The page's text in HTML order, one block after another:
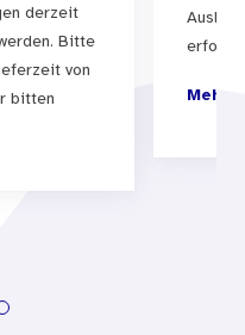
derzeit
Bitte
von
bitten
Mehr